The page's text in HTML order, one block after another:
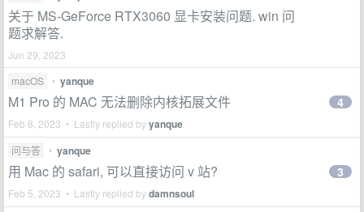
关于 MS-GeForce RTX3060 显卡安装问题. win 问
题求解答.
Jun 29, 2023
macOS
• yanque
M1 Pro 的 MAC 无法删除内核拓展文件
Feb 8, 2023 • Lastly replied byyanque
4
问与答 • yanque
用 Mac 的 safari, 可以直接访问 v 站?
Feb 5, 2023 • Lastly replied bydamnsoul
3